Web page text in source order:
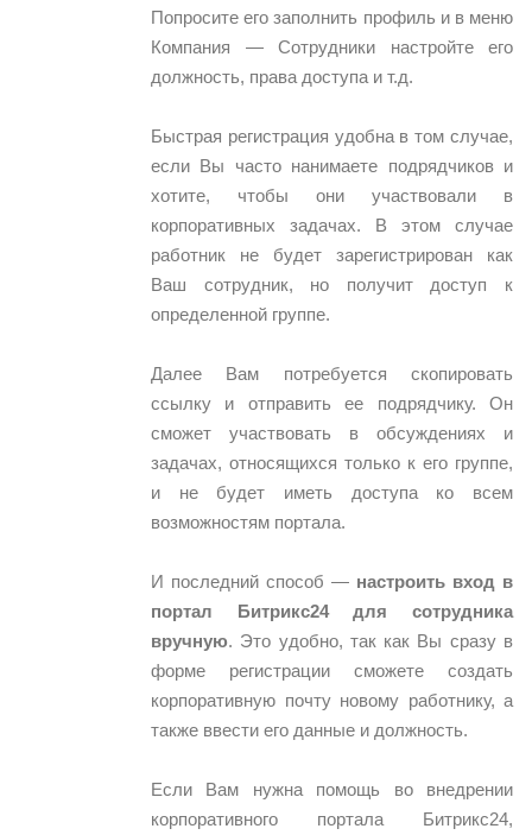
Попросите его заполнить профиль и в меню
Компания — Сотрудники настройте его
должность, права доступа и т.д.
Быстрая регистрация удобна в том случае,
если Вы часто нанимаете подрядчиков и
хотите, чтобы они участвовали в
корпоративных задачах. В этом случае
работник не будет зарегистрирован как
Ваш сотрудник, но получит доступ к
определенной группе.
Далее Вам потребуется скопировать
ссылку и отправить ее подрядчику. Он
сможет участвовать в обсуждениях и
задачах, относящихся только к его группе,
и не будет иметь доступа ко всем
возможностям портала.
И последний способ — настроить вход в
портал Битрикс24 для сотрудника
вручную. Это удобно, так как Вы сразу в
форме регистрации сможете создать
корпоративную почту новому работнику, а
также ввести его данные и должность.
Если Вам нужна помощь во внедрении
корпоративного портала Битрикс24,